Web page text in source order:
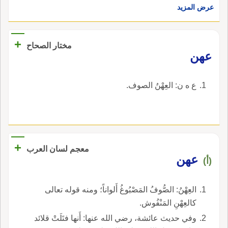
عرض المزيد
مختار الصحاح
+
عهن
ع ه ن: العِهْنُ الصوف.
معجم لسان العرب +
(أ) عهن
العِهْنُ: الصُّوفُ المَصْبُوغُ أَلواناً؛ ومنه قوله تعالى
كالعِهْنِ المَنْفُوش.
وفي حديث عائشة، رضي الله عنها: أَنها فتَلَتْ قلائد